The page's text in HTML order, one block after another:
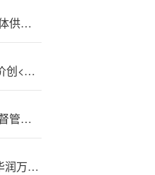
商务部：造成当前全球,半;导体供应链混乱的源头和责任在荷方
腾亚精工09月15日大涨，股价创<历>史新高
广西壮族自‘治’区国有资产监督管理委员会原主任潘世庆被提起公诉
城楼网.|华润置地完{成}配售华润万象生活股份 净筹约20.61亿港元